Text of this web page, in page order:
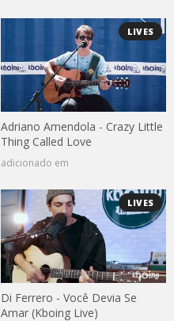
LIVES
Adriano Amendola - Crazy Little
Thing Called Love
adicionado em
LIVES
Di Ferrero - Você Devia Se
Amar (Kboing Live)